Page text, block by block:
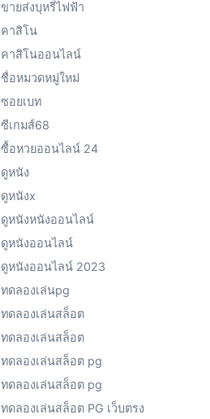
ขายส่งบุหรี่ไฟฟ้า
คาสิโน
คาสิโนออนไลน์
ชื่อหมวดหมู่ใหม่
ซอยเบท
ซีเกมส์68
ซื้อหวยออนไลน์ 24
ดูหนัง
ดูหนังx
ดูหนังหนังออนไลน์
ดูหนังออนไลน์
ดูหนังออนไลน์ 2023
ทดลองเล่นpg
ทดลองเล่นสล็อต
ทดลองเล่นสล็อต
ทดลองเล่นสล็อต pg
ทดลองเล่นสล็อต pg
ทดลองเล่นสล็อต PG เว็บตรง